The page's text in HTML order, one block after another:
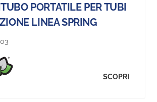
PORTATILE PER TUBI
LINEA SPRING
SCOPRI